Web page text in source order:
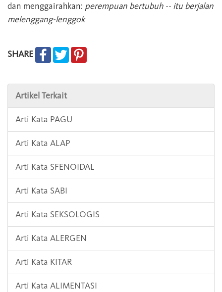
dan menggairahkan: perempuan bertubuh -- itu berjalan
melenggang-lenggok
SHARE
Artikel Terkait
Arti Kata PAGU
Arti Kata ALAP
Arti Kata SFENOIDAL
Arti Kata SABI
Arti Kata SEKSOLOGIS
Arti Kata ALERGEN
Arti Kata KITAR
Arti Kata ALIMENTASI